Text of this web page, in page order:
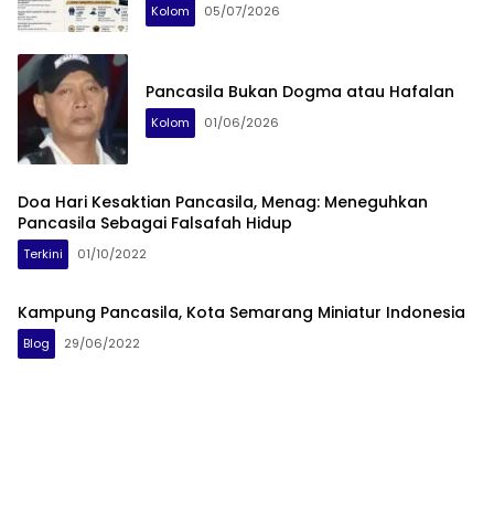
Kolom 05/07/2026
Pancasila Bukan Dogma atau Hafalan
Kolom 01/06/2026
Doa Hari Kesaktian Pancasila, Menag: Meneguhkan
Pancasila Sebagai Falsafah Hidup
Terkini 01/10/2022
Kampung Pancasila, Kota Semarang Miniatur Indonesia
Blog 29/06/2022